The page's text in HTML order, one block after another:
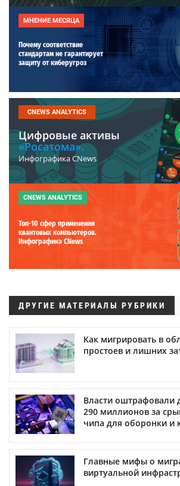
МНЕНИЕ МЕСЯЦА
Почему соответствие
стандартам не гарантирует
защиту от киберугроз
CNEWS ANALYTICS
Цифровые активы
«Росатома».
Инфографика CNews
CNEWS ANALYTICS
Топ-10 сфер применения
квантовых компьютеров.
Инфографика CNews
ДРУГИЕ МАТЕРИАЛЫ РУБРИКИ
Как мигрировать в
простоев и лишних
Власти оштрафовали
290 миллионов за
чипа для оборонки и
Главные мифы о
виртуальной